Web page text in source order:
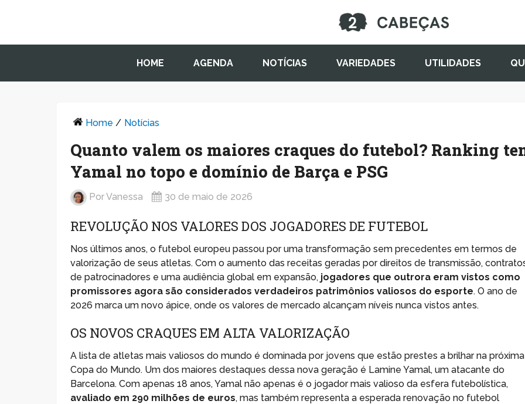
HOME AGENDA NOTÍCIAS VARIEDADES UTILIDADES
Home / Notícias
Quanto valem os maiores craques do futebol? Ranking
Yamal no topo e domínio de Barça e PSG
PorVanessa 30 de maio de 2026
REVOLUÇÃO NOS VALORES DOS JOGADORES DE FUTEBOL
Nos últimos anos, o futebol europeu passou por uma transformação sem precedentes em termos de
valorização de seus atletas. Com o aumento das receitas geradas por direitos de transmissão,
de patrocinadores e uma audiência global em expansão, jogadores que outrora eram vistos como
promissores agora são considerados verdadeiros patrimônios valiosos do esporte. O ano de
2026 marca um novo ápice, onde os valores de mercado alcançam níveis nunca vistos antes.
OS NOVOS CRAQUES EM ALTA VALORIZAÇÃO
A lista de atletas mais valiosos do mundo é dominada por jovens que estão prestes a brilhar na próxima
Copa do Mundo. Um dos maiores destaques dessa nova geração é Lamine Yamal, um atacante do
Barcelona. Com apenas 18 anos, Yamal não apenas é o jogador mais valioso da esfera futebolística,
avaliado em 290 milhões de euros, mas também representa a esperada renovação no futebol